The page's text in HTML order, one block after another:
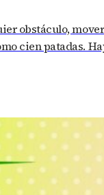
obstáculo,
cien patadas.